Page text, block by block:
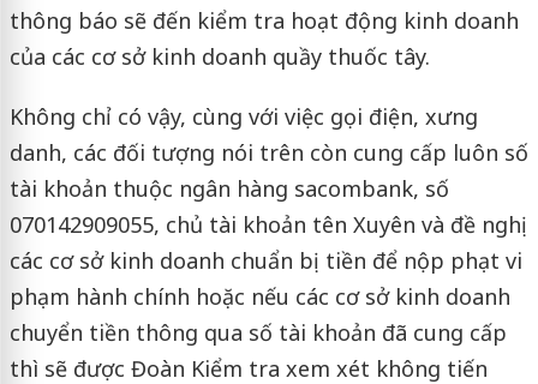
thông báo sẽ đến kiểm tra hoạt động kinh doanh
của các cơ sở kinh doanh quầy thuốc tây.
Không chỉ có vậy, cùng với việc gọi điện, xưng
danh, các đối tượng nói trên còn cung cấp luôn số
tài khoản thuộc ngân hàng sacombank, số
070142909055, chủ tài khoản tên Xuyên và đề nghị
các cơ sở kinh doanh chuẩn bị tiền để nộp phạt vi
phạm hành chính hoặc nếu các cơ sở kinh doanh
chuyển tiền thông qua số tài khoản đã cung cấp
thì sẽ được Đoàn Kiểm tra xem xét không tiến